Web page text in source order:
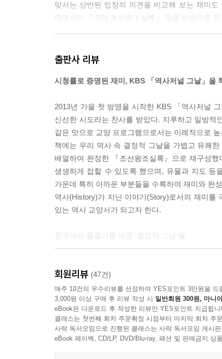
맞서는 상반된 입장의 의견을 비교해 보는 재미
대해서는 『국역 조선왕조실록』 등을 바탕으로
어떠했는지 등 기록되지 않았던 역사의 다른 모습
거라 믿어 의심치 않는다. 과거의 실수를 되풀이
미래를 바꾸는 것은 과거로부터 시작되어야 한다.
출판사 리뷰
시청률로 증명된 재미, KBS 「역사저널 그날」을
2013년 가을 첫 방영을 시작한 KBS 「역사저널
신선한 시도라는 찬사를 받았다. 지루하고 일방
같은 맛으로 교양 프로그램으로서는 이례적으로
책에는 우리 역사 속 결정적 그날을 가볍고 유쾌
배열하여 완정한 『조선왕조실록』으로 재구성
생생하게 접할 수 있도록 했으며, 유물과 지도 등
가운데 특히 아까운 부분들을 수록하여 재미와 완
역사(History)가 지닌 이야기(Story)로서의 재미를
있는 역사 교양서가 되고자 한다.
장벽이 무너진 그 순간 수십 년간 이어온 냉전 체제
우리 역사에도 물론 그런 결정적 그날들이 있다.
문이 열렸고, 문종의 세 번째 왕비였던 현덕왕
사건들이 역사의 물줄기를 돌려놓은 것이다.
『역사저널 그날』은 역사를 바꾼 이 결정적인 ‘
조연은 누구였는지, 그날을 둘러싼 세계는 어떻
회원리뷰 (47건)
매주 10건의 우수리뷰를 선정하여 YES포인트 3만원을 드
3,000원 이상 구매 후 리뷰 작성 시 일반회원 300원, 마니
eBook은 다운로드 후 작성한 리뷰만 YES포인트 지급됩니
클래스는 첫번째 회차 주문확정 시점부터 마지막 회차 주
사락 독서모임으로 진행된 클래스는 사락 독서모임 게시
eBook 페이백, CD/LP, DVD/Blu-ray, 패션 및 판매금지 상